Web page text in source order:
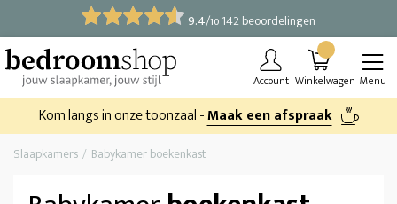
9.4/10 142 beoordelingen
Account Winkelwagen Menu
Kom langs in onze toonzaal -Maak een afspraak
Slaapkamers Babykamer boekenkast